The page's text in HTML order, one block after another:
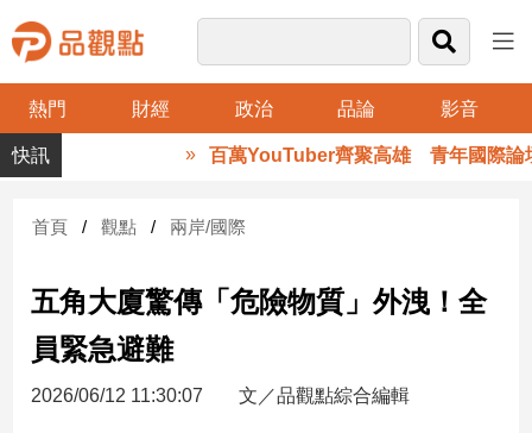
熱門 財經 政治 品論 影音
品
觀
財
台
財
新
百萬YouTuber齊聚高雄 青年國際論壇
首頁 觀點 兩岸/國際
五角大廈驚傳「危險物質」外洩！全
員緊急避難
2026/06/12 11:30:07 文／品觀點綜合編輯